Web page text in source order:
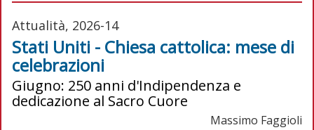
Attualità, 2026-14
Stati Uniti - Chiesa cattolica: mese di
celebrazioni
Giugno: 250 anni d'Indipendenza e
dedicazione al Sacro Cuore
Massimo Faggioli